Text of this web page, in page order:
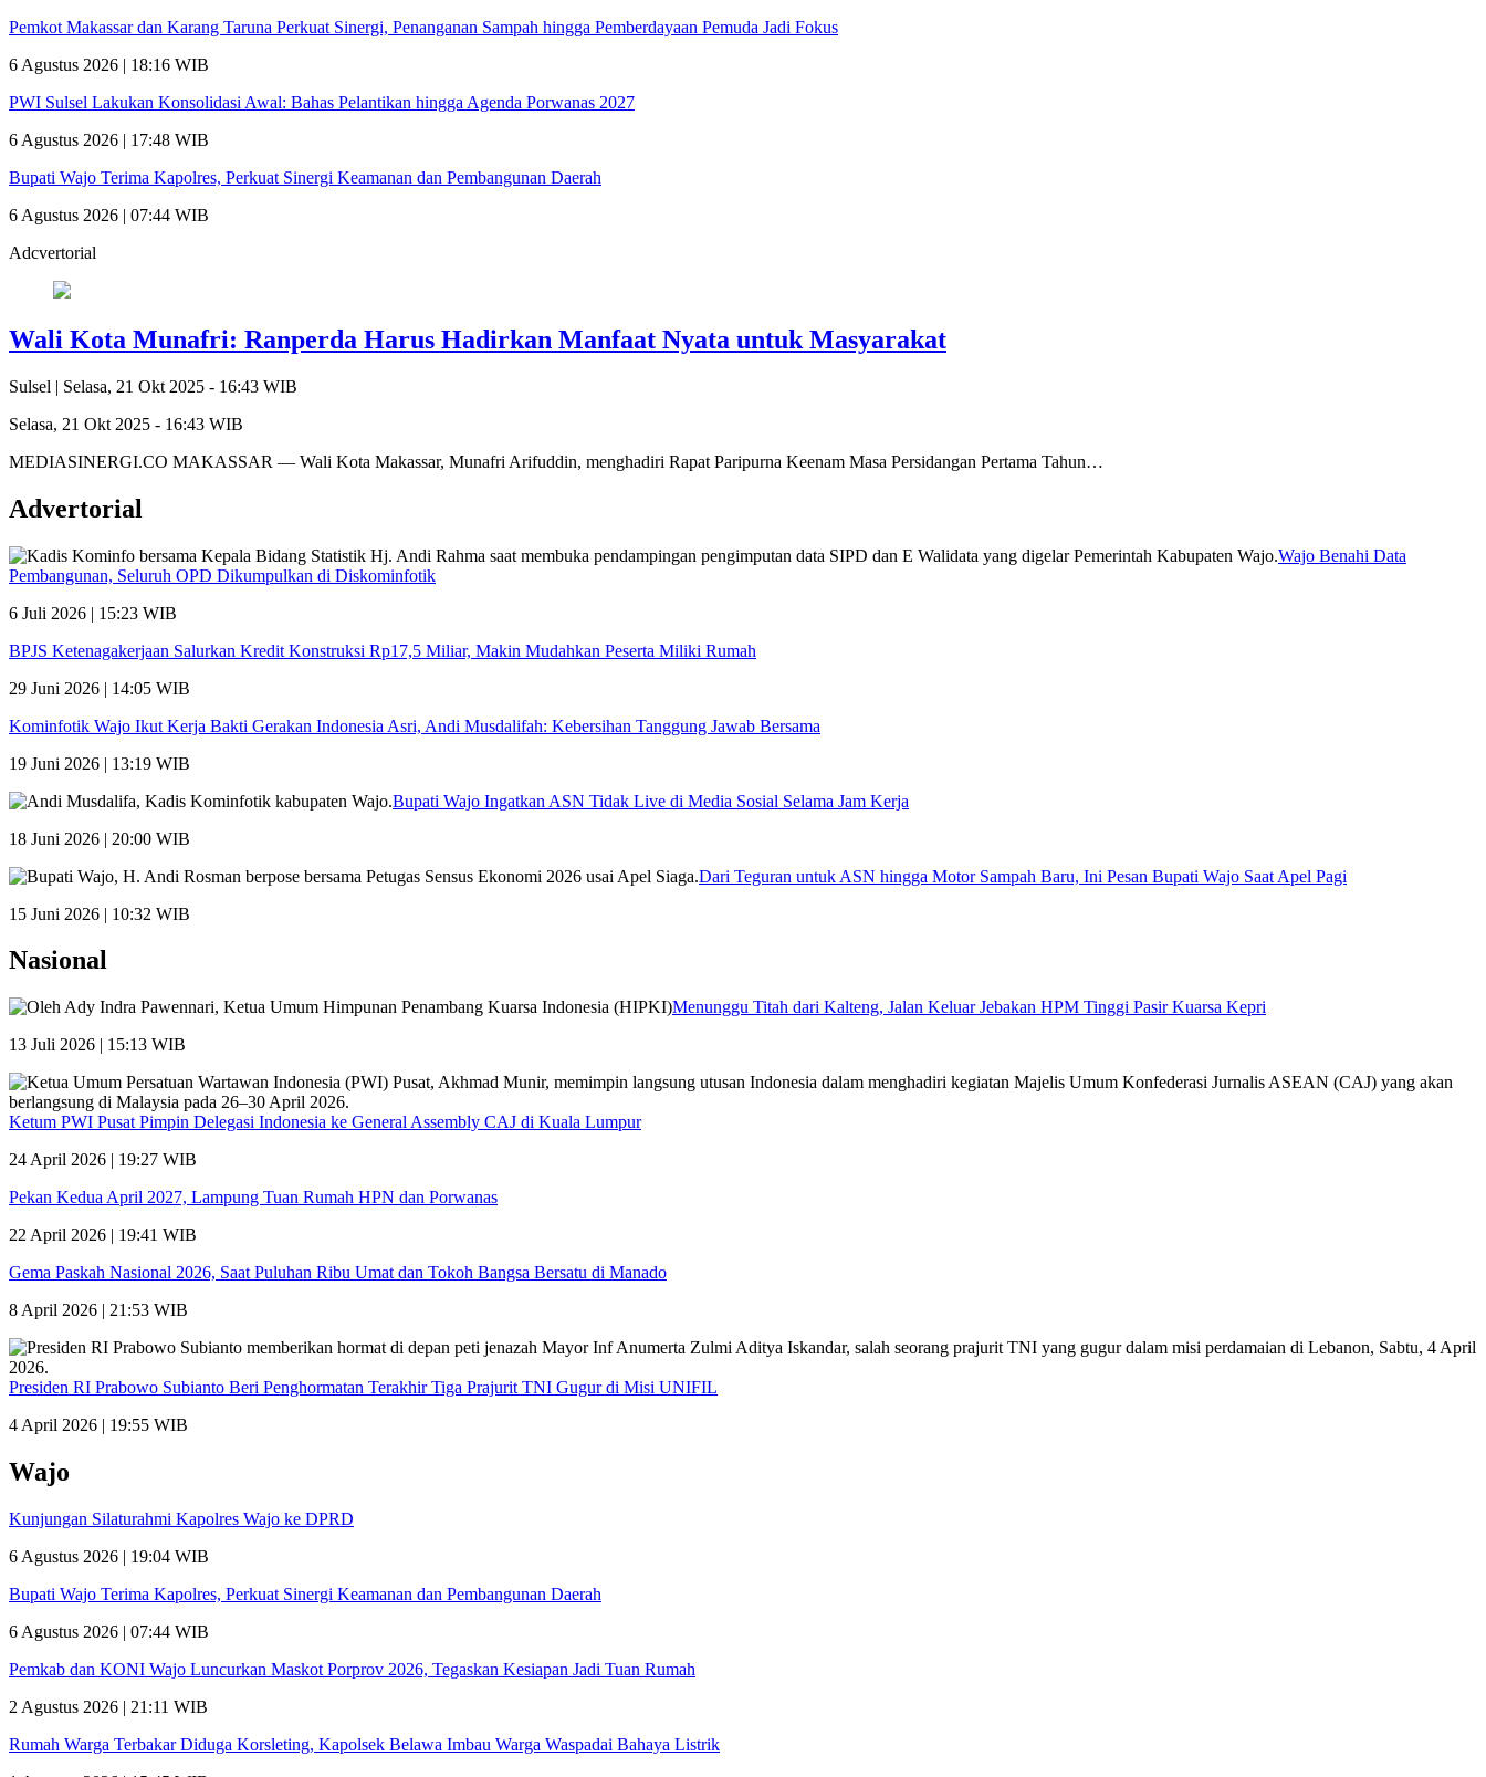
Pemkot Makassar dan Karang Taruna Perkuat Sinergi, Penanganan Sampah hingga Pemberdayaan Pemuda Jadi Fokus
6 Agustus 2026 | 18:16 WIB
PWI Sulsel Lakukan Konsolidasi Awal: Bahas Pelantikan hingga Agenda Porwanas 2027
6 Agustus 2026 | 17:48 WIB
Bupati Wajo Terima Kapolres, Perkuat Sinergi Keamanan dan Pembangunan Daerah
6 Agustus 2026 | 07:44 WIB
Adcvertorial
Wali Kota Munafri: Ranperda Harus Hadirkan Manfaat Nyata untuk Masyarakat
Sulsel | Selasa, 21 Okt 2025 - 16:43 WIB
Selasa, 21 Okt 2025 - 16:43 WIB
MEDIASINERGI.CO MAKASSAR — Wali Kota Makassar, Munafri Arifuddin, menghadiri Rapat Paripurna Keenam Masa Persidangan Pertama Tahun…
Advertorial
Wajo Benahi Data
Pembangunan, Seluruh OPD Dikumpulkan di Diskominfotik
6 Juli 2026 | 15:23 WIB
BPJS Ketenagakerjaan Salurkan Kredit Konstruksi Rp17,5 Miliar, Makin Mudahkan Peserta Miliki Rumah
29 Juni 2026 | 14:05 WIB
Kominfotik Wajo Ikut Kerja Bakti Gerakan Indonesia Asri, Andi Musdalifah: Kebersihan Tanggung Jawab Bersama
19 Juni 2026 | 13:19 WIB
Bupati Wajo Ingatkan ASN Tidak Live di Media Sosial Selama Jam Kerja
18 Juni 2026 | 20:00 WIB
Dari Teguran untuk ASN hingga Motor Sampah Baru, Ini Pesan Bupati Wajo Saat Apel Pagi
15 Juni 2026 | 10:32 WIB
Nasional
Menunggu Titah dari Kalteng, Jalan Keluar Jebakan HPM Tinggi Pasir Kuarsa Kepri
13 Juli 2026 | 15:13 WIB
Ketum PWI Pusat Pimpin Delegasi Indonesia ke General Assembly CAJ di Kuala Lumpur
24 April 2026 | 19:27 WIB
Pekan Kedua April 2027, Lampung Tuan Rumah HPN dan Porwanas
22 April 2026 | 19:41 WIB
Gema Paskah Nasional 2026, Saat Puluhan Ribu Umat dan Tokoh Bangsa Bersatu di Manado
8 April 2026 | 21:53 WIB
Presiden RI Prabowo Subianto Beri Penghormatan Terakhir Tiga Prajurit TNI Gugur di Misi UNIFIL
4 April 2026 | 19:55 WIB
Wajo
Kunjungan Silaturahmi Kapolres Wajo ke DPRD
6 Agustus 2026 | 19:04 WIB
Bupati Wajo Terima Kapolres, Perkuat Sinergi Keamanan dan Pembangunan Daerah
6 Agustus 2026 | 07:44 WIB
Pemkab dan KONI Wajo Luncurkan Maskot Porprov 2026, Tegaskan Kesiapan Jadi Tuan Rumah
2 Agustus 2026 | 21:11 WIB
Rumah Warga Terbakar Diduga Korsleting, Kapolsek Belawa Imbau Warga Waspadai Bahaya Listrik